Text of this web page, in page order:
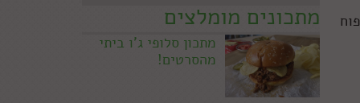
מתכונים מומלצים
מתכון סלופי ג'ו ביתי
מהסרטים!